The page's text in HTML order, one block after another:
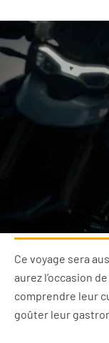
Ce voyage sera
aurez l’occasion
comprendre leur
goûter leur